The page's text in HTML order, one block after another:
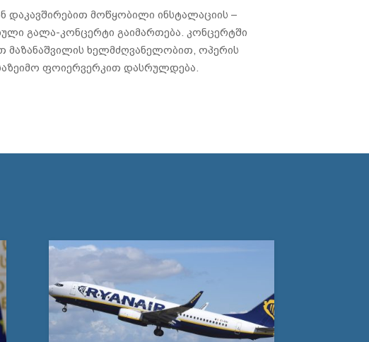
დაკავშირებით მოწყობილი ინსტალაციის –
გალა-კონცერტი გაიმართება. კონცერტში
ხელმძღვანელობით, ოპერის
ფოიერვერკით დასრულდება.